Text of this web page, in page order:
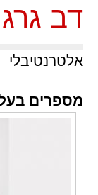
דב
אלטרנטיבלי
מספרים